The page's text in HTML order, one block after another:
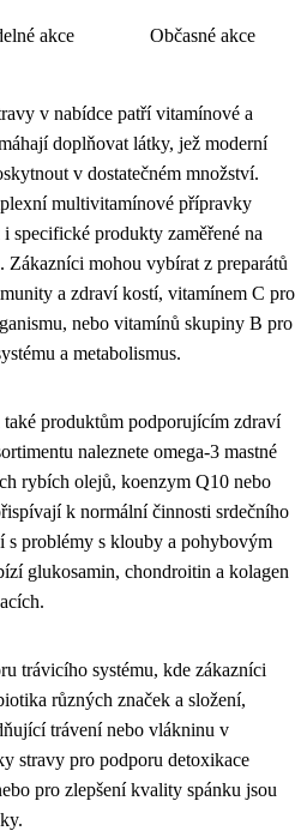
akce Občasné akce
v nabídce patří vitamínové a
doplňovat látky, jež moderní
v dostatečném množství.
multivitamínové přípravky
specifické produkty zaměřené na
Zákazníci mohou vybírat z preparátů
a zdraví kostí, vitamínem C pro
nebo vitamínů skupiny B pro
a metabolismus.
produktům podporujícím zdraví
naleznete omega-3 mastné
rybích olejů, koenzym Q10 nebo
k normální činnosti srdečního
s problémy s klouby a pohybovým
glukosamin, chondroitin a kolagen
trávicího systému, kde zákazníci
různých značek a složení,
trávení nebo vlákninu v
stravy pro podporu detoxikace
pro zlepšení kvality spánku jsou